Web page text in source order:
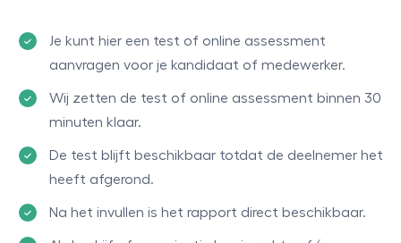
Je kunt hier een test of online assessment
aanvragen voor je kandidaat of medewerker.
Wij zetten de test of online assessment binnen 30
minuten klaar.
De test blijft beschikbaar totdat de deelnemer het
heeft afgerond.
Na het invullen is het rapport direct beschikbaar.